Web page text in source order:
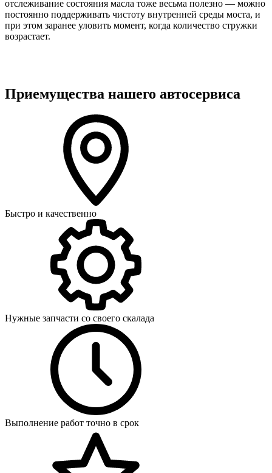
отслеживание состояния масла тоже весьма полезно — можно
постоянно поддерживать чистоту внутренней среды моста, и
при этом заранее уловить момент, когда количество стружки
возрастает.
Приемущества нашего автосервиса
Быстро и качественно
Нужные запчасти со своего скалада
Выполнение работ точно в срок